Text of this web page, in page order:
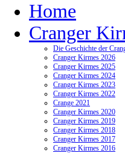
Home
Cranger
Die Geschichte der
Cranger Kirmes 2026
Cranger Kirmes 2025
Cranger Kirmes 2024
Cranger Kirmes 2023
Cranger Kirmes 2022
Crange 2021
Cranger Kirmes 2020
Cranger Kirmes 2019
Cranger Kirmes 2018
Cranger Kirmes 2017
Cranger Kirmes 2016